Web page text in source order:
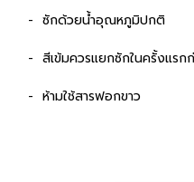
- ซักด้วยน้ำอุณหภูมิปกติ
- สีเข้มควรแยกซักในครั้งแรก
- ห้ามใช้สารฟอกขาว